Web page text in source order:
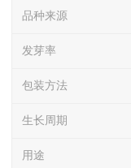
品种来源
发芽率
包装方法
生长周期
用途